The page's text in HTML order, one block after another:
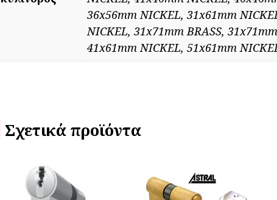
36x56mm NICKEL, 31x61mm
NICKEL, 31x71mm BRASS,
41x61mm NICKEL, 51x61mm
Σχετικά προϊόντα